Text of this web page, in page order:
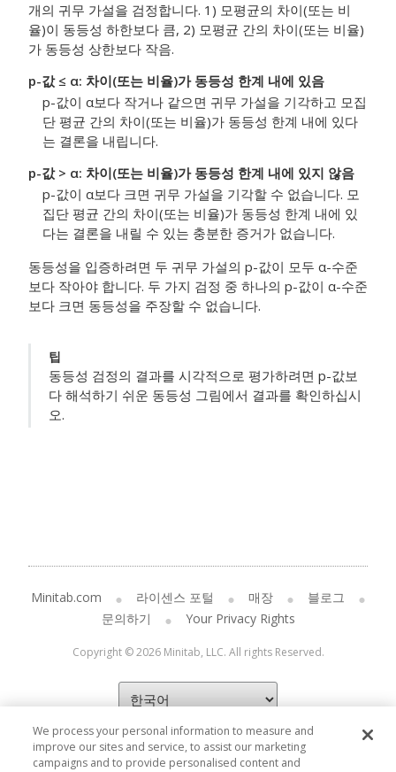
개의 귀무 가설을 검정합니다. 1) 모평균의 차이(또는 비
율)이 동등성 하한보다 큼, 2) 모평균 간의 차이(또는 비율)
가 동등성 상한보다 작음.
p-값 ≤ α: 차이(또는 비율)가 동등성 한계 내에 있음
p-값이 α보다 작거나 같으면 귀무 가설을 기각하고 모집
단 평균 간의 차이(또는 비율)가 동등성 한계 내에 있다
는 결론을 내립니다.
p-값 > α: 차이(또는 비율)가 동등성 한계 내에 있지 않음
p-값이 α보다 크면 귀무 가설을 기각할 수 없습니다. 모
집단 평균 간의 차이(또는 비율)가 동등성 한계 내에 있
다는 결론을 내릴 수 있는 충분한 증거가 없습니다.
동등성을 입증하려면 두 귀무 가설의 p-값이 모두 α-수준
보다 작아야 합니다. 두 가지 검정 중 하나의 p-값이 α-수준
보다 크면 동등성을 주장할 수 없습니다.
팁
동등성 검정의 결과를 시각적으로 평가하려면 p-값보
다 해석하기 쉬운 동등성 그림에서 결과를 확인하십시
오.
Minitab.com 라이센스 포털 매장
블로그
문의하기
Your Privacy Rights
Copyright © 2026 Minitab, LLC. All rights Reserved.
We process your personal information to measure and
improve our sites and service, to assist our marketing
campaigns and to provide personalised content and